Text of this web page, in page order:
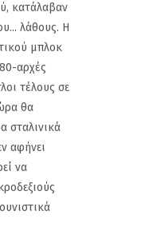
κατάλαβαν
λάθους. Η
μπλοκ
αρχές
τέλους σε
θα
σταλινικά
αφήνει
να